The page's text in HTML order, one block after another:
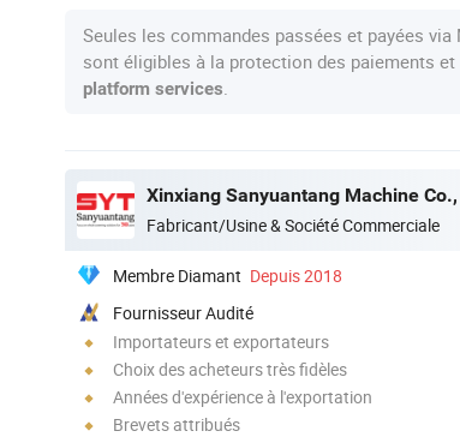
Seules les commandes passées et payées via
sont éligibles à la protection des paiements
platform services
Xinxiang Sanyuantang Machine
Fabricant/Usine & Société Commerciale
Membre Diamant Depuis 2018
Fournisseur Audité
Importateurs et exportateurs
Choix des acheteurs très fidèles
Années d'expérience à l'exportation
Brevets attribués